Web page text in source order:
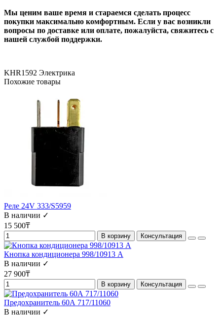
Мы ценим ваше время и стараемся сделать процесс
покупки максимально комфортным. Если у вас возникли
вопросы по доставке или оплате, пожалуйста, свяжитесь с
нашей службой поддержки.
KHR1592 Электрика
Похожие товары
Реле 24V 333/S5959
В наличии ✓
15 500₸
В корзину Консультация
Кнопка кондиционера 998/10913 А
В наличии ✓
27 900₸
В корзину Консультация
Предохранитель 60А 717/11060
В наличии ✓